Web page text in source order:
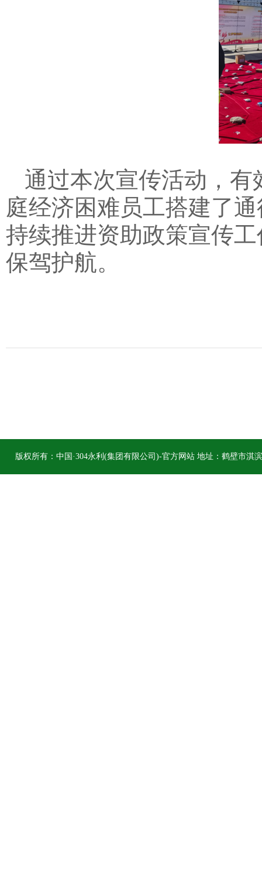
通过本次宣传活动，
庭经济困难员工搭建了
持续推进资助政策宣传
保驾护航。
版权所有：中国·304永利(集团有限公司)-官方网站 地址：鹤壁市淇